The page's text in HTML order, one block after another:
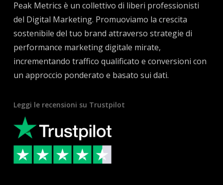
Peak Metrics è un collettivo di liberi professionisti
del Digital Marketing. Promuoviamo la crescita
sostenibile del tuo brand attraverso strategie di
performance marketing digitale mirate,
incrementando traffico qualificato e conversioni con
un approccio ponderato e basato sui dati.
Leggi le recensioni su Trustpilot